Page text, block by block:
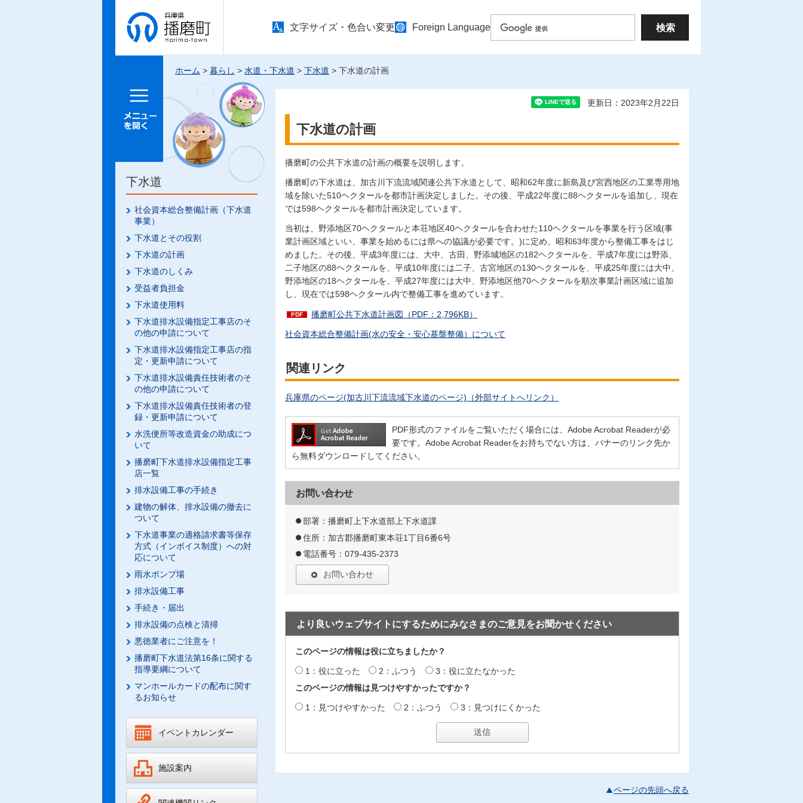
兵庫県 播
磨町
文字サイズ・色合い変更 Foreign Language
メニュー
ホーム > 暮らし > 水道・下水道 > 下水道 > 下水道の計画
下水道
社会資本総合整備計画（下水道
事業）
下水道とその役割
下水道の計画
下水道のしくみ
受益者負担金
下水道使用料
下水道排水設備指定工事店のそ
の他の申請について
下水道排水設備指定工事店の指
定・更新申請について
下水道排水設備責任技術者のそ
の他の申請について
下水道排水設備責任技術者の登
録・更新申請について
水洗便所等改造資金の助成につ
いて
播磨町下水道排水設備指定工事
店一覧
排水設備工事の手続き
建物の解体、排水設備の撤去に
ついて
下水道事業の適格請求書等保存
方式（インボイス制度）への対
応について
雨水ポンプ場
排水設備工事
手続き・届出
排水設備の点検と清掃
悪徳業者にご注意を！
播磨町下水道法第16条に関する
指導要綱について
マンホールカードの配布に関す
るお知らせ
イベントカレンダー
施設案内
更新日：2023年2月22日
下水道の計画
播磨町の公共下水道の計画の概要を説明します。
播磨町の下水道は、加古川下流流域関連公共下水道として、昭和62年度に新島及び宮西地区の工業専用地
域を除いた510ヘクタールを都市計画決定しました。その後、平成22年度に88ヘクタールを追加し、現在
では598ヘクタールを都市計画決定しています。
当初は、野添地区70ヘクタールと本荘地区40ヘクタールを合わせた110ヘクタールを事業を行う区域(事
業計画区域といい、事業を始めるには県への協議が必要です。)に定め、昭和63年度から整備工事をはじ
めました。その後、平成3年度には、大中、古田、野添城地区の182ヘクタールを、平成7年度には野添、
二子地区の88ヘクタールを、平成10年度には二子、古宮地区の130ヘクタールを、平成25年度には大中、
野添地区の18ヘクタールを、平成27年度には大中、野添地区他70ヘクタールを順次事業計画区域に追加
し、現在では598ヘクタール内で整備工事を進めています。
播磨町公共下水道計画図（PDF：2,796KB）
社会資本総合整備計画(水の安全・安心基盤整備）について
関連リンク
兵庫県のページ(加古川下流流域下水道のページ)（外部サイトへリンク）
PDF形式のファイルをご覧いただく場合には、Adobe Acrobat Readerが必
要です。Adobe Acrobat Readerをお持ちでない方は、バナーのリンク先か
ら無料ダウンロードしてください。
お問い合わせ
部署：播磨町上下水道部上下水道課
住所：加古郡播磨町東本荘1丁目6番6号
電話番号：079-435-2373
お問い合わせ
より良いウェブサイトにするためにみなさまのご意見をお聞かせください
このページの情報は役に立ちましたか？
1：役に立った 2：ふつう
3：役に立たなかった
このページの情報は見つけやすかったですか？
1：見つけやすかった 2：ふつう 3：見つけにくかった
ページの先頭へ戻る